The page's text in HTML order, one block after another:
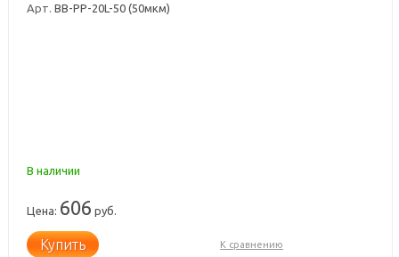
Арт. BB-PP-20L-50 (50мкм)
В наличии
Цена: 606 руб.
Купить К сравнению